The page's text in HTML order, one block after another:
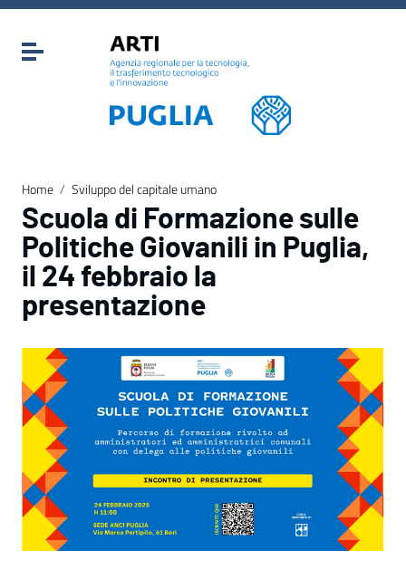
Vai ai contenuti
Vai al menu di navigazione
Vai al footer
Attiva / disattiva la navigazione
Home / Sviluppo del capitale umano
Scuola di Formazione sulle
Politiche Giovanili in Puglia,
il 24 febbraio la
presentazione